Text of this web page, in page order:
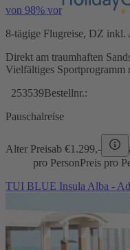
von 98% vor
8-tägige Flugreise, DZ inkl.
Direkt am traumhaften
Vielfältiges Sportprogramm
253539Bestellnr.:
Pauschalreise
Alter Preisab €1.299,-
pro PersonPreis pro
TUI BLUE Insula Alba -